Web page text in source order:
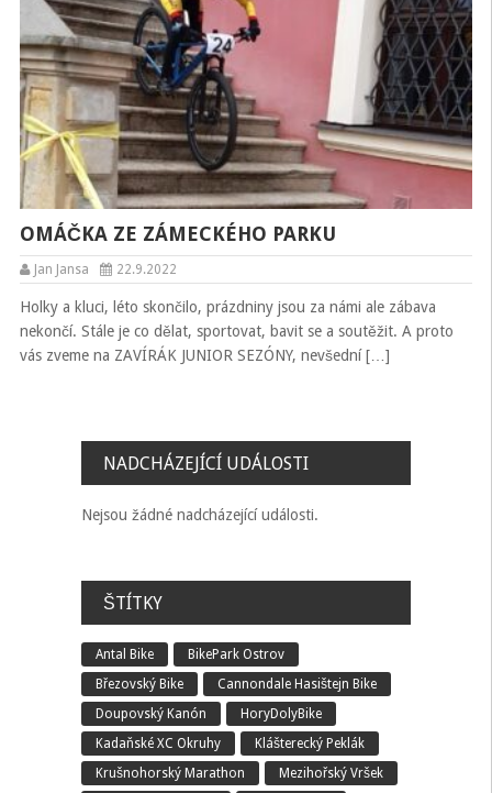
OMÁČKA ZE ZÁMECKÉHO PARKU
Jan Jansa 22.9.2022
Holky a kluci, léto skončilo, prázdniny jsou za námi ale zábava
nekončí. Stále je co dělat, sportovat, bavit se a soutěžit. A proto
vás zveme na ZAVÍRÁK JUNIOR SEZÓNY, nevšední […]
NADCHÁZEJÍCÍ UDÁLOSTI
Nejsou žádné nadcházející události.
ŠTÍTKY
Antal Bike
BikePark Ostrov
Březovský Bike
Cannondale Hasištejn Bike
Doupovský Kanón
HoryDolyBike
Kadaňské XC Okruhy
Klášterecký Peklák
Krušnohorský Marathon
Mezihořský Vršek